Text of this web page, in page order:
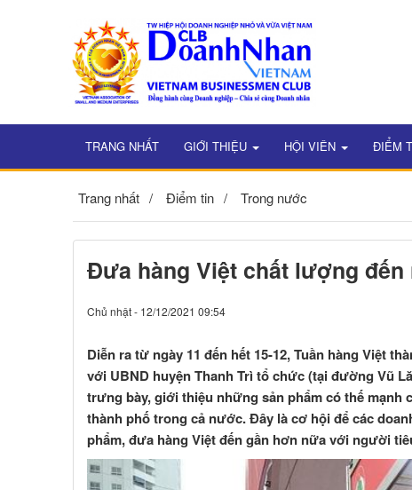
TRANG NHẤT GIỚI THIỆU HỘI VIÊN ĐIỂM
Trang nhất Điểm tin Trong nước
Đưa hàng Việt chất lượng
Chủ nhật - 12/12/2021 09:54
Diễn ra từ ngày 11 đến hết 15-12, Tuần hàng Việt
với UBND huyện Thanh Trì tổ chức (tại đường Vũ
trưng bày, giới thiệu những sản phẩm có thế mạnh
thành phố trong cả nước. Đây là cơ hội để các
phẩm, đưa hàng Việt đến gần hơn nữa với người